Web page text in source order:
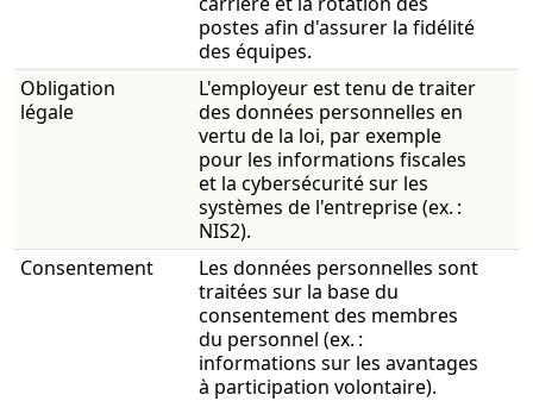
postes afin d'assurer la fidélité
des équipes.
Obligation
légale
L'employeur est tenu de traiter
des données personnelles en
vertu de la loi, par exemple
pour les informations fiscales
et la cybersécurité sur les
systèmes de l'entreprise (ex. :
NIS2).
Consentement
Les données personnelles sont
traitées sur la base du
consentement des membres
du personnel (ex. :
informations sur les avantages
à participation volontaire).